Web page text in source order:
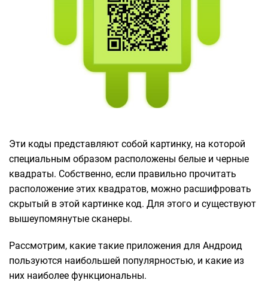
Эти коды представляют собой картинку, на которой
специальным образом расположены белые и черные
квадраты. Собственно, если правильно прочитать
расположение этих квадратов, можно расшифровать
скрытый в этой картинке код. Для этого и существуют
вышеупомянутые сканеры.
Рассмотрим, какие такие приложения для Андроид
пользуются наибольшей популярностью, и какие из
них наиболее функциональны.